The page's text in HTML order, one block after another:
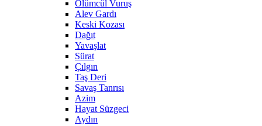
Ölümcül Vuruş
Alev Gardı
Keski Kozası
Dağıt
Yavaşlat
Sürat
Çılgın
Taş Deri
Savaş Tanrısı
Azim
Hayat Süzgeci
Aydın